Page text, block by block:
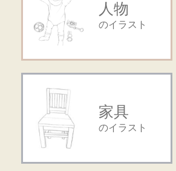
人物
のイラスト
家具
のイラスト